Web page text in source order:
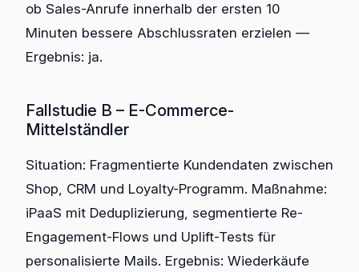
ob Sales-Anrufe innerhalb der ersten 10
Minuten bessere Abschlussraten erzielen —
Ergebnis: ja.
Fallstudie B – E-Commerce-
Mittelständler
Situation: Fragmentierte Kundendaten zwischen
Shop, CRM und Loyalty-Programm. Maßnahme:
iPaaS mit Deduplizierung, segmentierte Re-
Engagement-Flows und Uplift-Tests für
personalisierte Mails. Ergebnis: Wiederkäufe